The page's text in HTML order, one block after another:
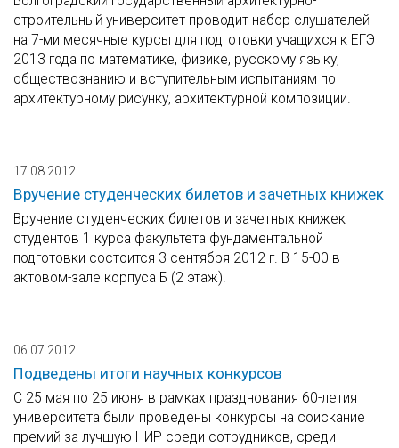
строительный университет проводит набор слушателей
на 7-ми месячные курсы для подготовки учащихся к ЕГЭ
2013 года по математике, физике, русскому языку,
обществознанию и вступительным испытаниям по
архитектурному рисунку, архитектурной композиции.
17.08.2012
Вручение студенческих билетов и зачетных книжек
Вручение студенческих билетов и зачетных книжек
студентов 1 курса факультета фундаментальной
подготовки состоится 3 сентября 2012 г. В 15-00 в
актовом-зале корпуса Б (2 этаж).
06.07.2012
Подведены итоги научных конкурсов
С 25 мая по 25 июня в рамках празднования 60-летия
университета были проведены конкурсы на соискание
премий за лучшую НИР среди сотрудников, среди